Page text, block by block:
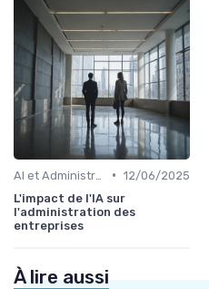
• 12/06/2025
L'impact de l'IA sur
l'administration des
entreprises
À lire aussi